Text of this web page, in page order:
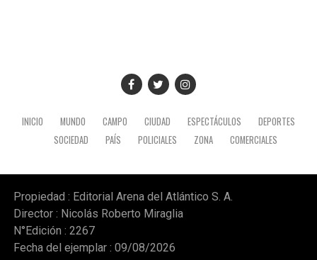
INICIO MUNDO CAMPO CIUDAD ESPECTÁCULOS
DEPORTES
SOCIEDAD
PAÍS POLICIALES ZONA COMERCIALES
Propiedad : Editorial Arena del Atlántico S. A.
Director : Nicolás Roberto Miraglia
N°Edición : 2267
Fecha del ejemplar : 09/08/2026